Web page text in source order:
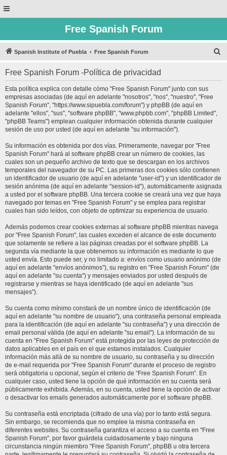
Free Spanish Forum
Spanish Institute of Puebla Free Spanish Forum
Free Spanish Forum -Política de privacidad
Esta política explica con detalle cómo "Free Spanish Forum" junto con sus
empresas asociadas (de aquí en adelante "nosotros", "nos", "nuestro", "Free
Spanish Forum", "https://www.sipuebla.com/forum") y phpBB (de aquí en
adelante "ellos", "sus", "software phpBB", "www.phpbb.com", "phpBB Limited",
"phpBB Teams") emplean cualquier información obtenida durante cualquier
sesión de uso por usted (de aquí en adelante "su información").
Su información es obtenida por dos vías. Primeramente, navegar por "Free
Spanish Forum" hará al software phpBB crear un número de cookies, las
cuales son un pequeño archivo de texto que se descargan en los archivos
temporales del navegador de su PC. Las primeras dos cookies sólo contienen
un identificador de usuario (de aquí en adelante "user-id") y un identificador de
sesión anónima (de aquí en adelante "session-id"), automáticamente asignada
a usted por el software phpBB. Una tercera cookie se creará una vez que haya
navegado por temas en "Free Spanish Forum" y se emplea para registrar
cuales han sido leídos, con objeto de optimizar su experiencia de usuario.
Además podemos crear cookies externas al software phpBB mientras navega
por "Free Spanish Forum", las cuales exceden el alcance de este documento
que solamente se refiere a las páginas creadas por el software phpBB. La
segunda vía mediante la que obtenemos su información es mediante lo que
usted envía. Esto puede ser, y no limitado a: envíos como usuario anónimo (de
aquí en adelante "envíos anónimos"), su registro en "Free Spanish Forum" (de
aquí en adelante "su cuenta") y mensajes enviados por usted después de
registrarse y mientras se haya identificado (de aquí en adelante "sus
mensajes").
Su cuenta como mínimo constará de un nombre único de identificación (de
aquí en adelante "su nombre de usuario"), una contraseña personal empleada
para la identificación (de aquí en adelante "su contraseña") y una dirección de
email personal válida (de aquí en adelante "su email"). La información de su
cuenta en "Free Spanish Forum" está protegida por las leyes de protección de
datos aplicables en el país en el que estamos instalados. Cualquier
información más allá de su nombre de usuario, su contraseña y su dirección
de e-mail requerida por "Free Spanish Forum" durante el proceso de registro
será obligatoria u opcional, según el criterio de “Free Spanish Forum”. En
cualquier caso, usted tiene la opción de qué información en su cuenta será
públicamente exhibida. Además, en su cuenta, usted tiene la opción de activar
o desactivar los emails generados automáticamente por el software phpBB.
Su contraseña está encriptada (cifrado de una vía) por lo tanto está segura.
Sin embargo, se recomienda que no emplee la misma contraseña en
diferentes websites. Su contraseña garantiza el acceso a su cuenta en "Free
Spanish Forum", por favor guárdela cuidadosamente y bajo ninguna
circunstancia ningún miembro "Free Spanish Forum", phpBB u otra tercera